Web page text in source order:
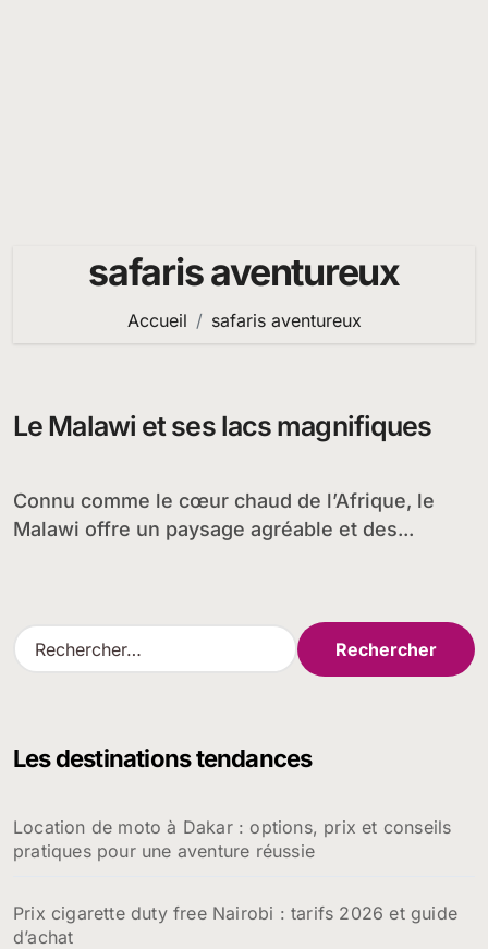
safaris aventureux
Accueil safaris aventureux
Le Malawi et ses lacs magnifiques
Connu comme le cœur chaud de l’Afrique, le
Malawi offre un paysage agréable et des...
R
e
r
e
r
Les destinations tendances
Location de moto à Dakar : options, prix et conseils
pratiques pour une aventure réussie
Prix cigarette duty free Nairobi : tarifs 2026 et guide
d’achat